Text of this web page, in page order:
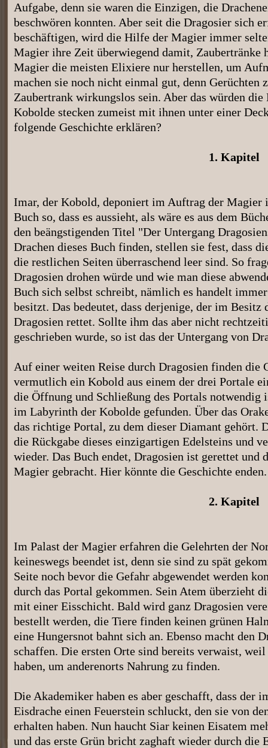
Aufgabe, denn sie waren die Einzigen, die
beschwören konnten. Aber seit die Dragosier sich
beschäftigen, wird die Hilfe der Magier immer
Magier ihre Zeit überwiegend damit, Zaubertränke
Magier die meisten Elixiere nur herstellen, um
machen sie noch nicht einmal gut, denn Gerüchten
Zaubertrank wirkungslos sein. Aber das würden
Kobolde stecken zumeist mit ihnen unter einer
folgende Geschichte erklären?
1. Kapitel
Imar, der Kobold, deponiert im Auftrag der
Buch so, dass es aussieht, als wäre es aus dem
den beängstigenden Titel "Der Untergang
Drachen dieses Buch finden, stellen sie fest, dass
die restlichen Seiten überraschend leer sind. So
Dragosien drohen würde und wie man diese
Buch sich selbst schreibt, nämlich es handelt
besitzt. Das bedeutet, dass derjenige, der im
Dragosien rettet. Sollte ihm das aber nicht
geschrieben wurde, so ist das der Untergang von
Auf einer weiten Reise durch Dragosien finden die
vermutlich ein Kobold aus einem der drei Portale
die Öffnung und Schließung des Portals
im Labyrinth der Kobolde gefunden. Über das
das richtige Portal, zu dem dieser Diamant gehört.
die Rückgabe dieses einzigartigen Edelsteins und
wieder. Das Buch endet, Dragosien ist gerettet und
Magier gebracht. Hier könnte die Geschichte enden.
2. Kapitel
Im Palast der Magier erfahren die Gelehrten der
keineswegs beendet ist, denn sie sind zu spät
Seite noch bevor die Gefahr abgewendet werden
durch das Portal gekommen. Sein Atem überzieht
mit einer Eisschicht. Bald wird ganz Dragosien
bestellt werden, die Tiere finden keinen grünen
eine Hungersnot bahnt sich an. Ebenso macht den
schaffen. Die ersten Orte sind bereits verwaist,
haben, um anderenorts Nahrung zu finden.
Die Akademiker haben es aber geschafft, dass der
Eisdrache einen Feuerstein schluckt, den sie von
erhalten haben. Nun haucht Siar keinen Eisatem
und das erste Grün bricht zaghaft wieder durch die